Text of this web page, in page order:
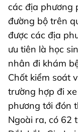
các địa phương
đường bộ trên
được các địa
ưu tiên là học
nhân đi khám
Chốt kiểm soát
trường hợp đi
phương tới đón
Ngoài ra, có 62